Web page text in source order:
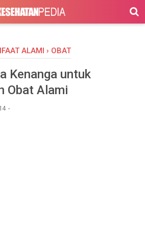
ALAMI › OBAT
Kenanga untuk
Obat Alami